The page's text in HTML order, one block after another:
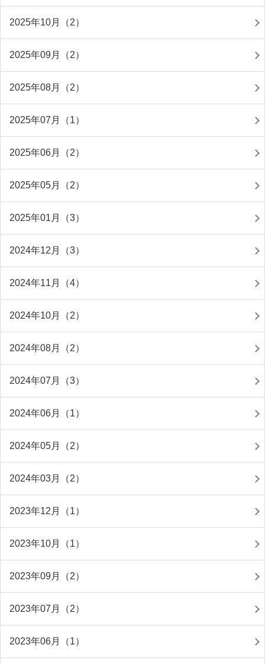
2025年10月（2）
2025年09月（2）
2025年08月（2）
2025年07月（1）
2025年06月（2）
2025年05月（2）
2025年01月（3）
2024年12月（3）
2024年11月（4）
2024年10月（2）
2024年08月（2）
2024年07月（3）
2024年06月（1）
2024年05月（2）
2024年03月（2）
2023年12月（1）
2023年10月（1）
2023年09月（2）
2023年07月（2）
2023年06月（1）